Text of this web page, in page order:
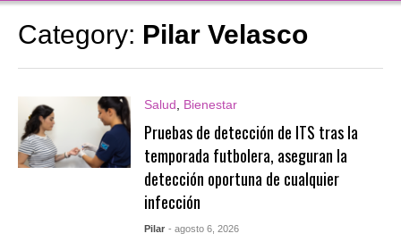
Category: Pilar Velasco
Salud Bienestar
Pruebas de detección de ITS tras la
temporada futbolera, aseguran la
detección oportuna de cualquier
infección
Pilar - agosto 6, 2026